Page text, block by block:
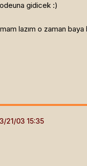
gidicek :)
lazım o zaman baya